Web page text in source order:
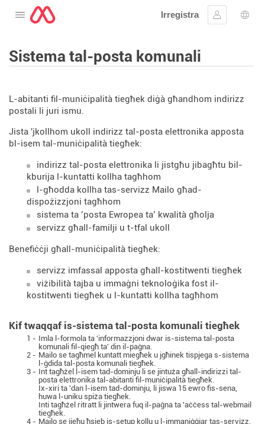
Tiftaħ il-menu
Irregistra
Sinjal
Sistema tal-posta komunali
L-abitanti fil-muniċipalità tiegħek diġà għandhom indirizz
postali li juri ismu.
Jista 'jkollhom ukoll indirizz tal-posta elettronika apposta
bl-isem tal-muniċipalità tiegħek:
indirizz tal-posta elettronika li jistgħu jibagħtu bil-
kburija l-kuntatti kollha tagħhom
l-għodda kollha tas-servizz Mailo għad-
dispożizzjoni tagħhom
sistema ta ’posta Ewropea ta’ kwalità għolja
servizz għall-familji u t-tfal ukoll
Benefiċċji għall-muniċipalità tiegħek:
servizz imfassal apposta għall-kostitwenti tiegħek
viżibilità tajba u immaġni teknoloġika fost il-
kostitwenti tiegħek u l-kuntatti kollha tagħhom
Kif twaqqaf is-sistema tal-posta komunali tiegħek
1 - Imla l-formola ta 'informazzjoni dwar is-sistema tal-posta
komunali fil-qiegħ ta' din il-paġna.
2 - Mailo se tagħmel kuntatt miegħek u jgħinek tispjega s-sistema
l-ġdida tal-posta komunali tiegħek.
3 - Int tagħżel l-isem tad-dominju li se jintuża għall-indirizzi tal-
posta elettronika tal-abitanti fil-muniċipalità tiegħek.
Ix-xiri ta 'dan l-isem tad-dominju, li jiswa 15 ewro fis-sena,
huwa l-uniku spiża tiegħek.
Inti tagħżel ritratt li jintwera fuq il-paġna ta 'aċċess tal-webmail
tiegħek.
4 - Mailo se jieħu ħsieb is-setup kollu u l-immaniġġjar tas-servizz.